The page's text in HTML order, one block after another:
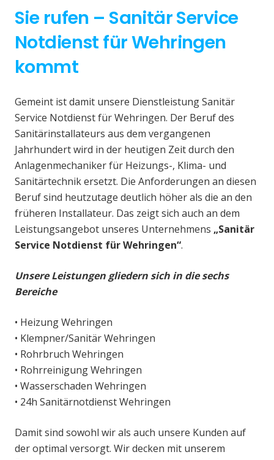
Sie rufen – Sanitär Service
Notdienst für Wehringen
kommt
Gemeint ist damit unsere Dienstleistung Sanitär
Service Notdienst für Wehringen. Der Beruf des
Sanitärinstallateurs aus dem vergangenen
Jahrhundert wird in der heutigen Zeit durch den
Anlagenmechaniker für Heizungs-, Klima- und
Sanitärtechnik ersetzt. Die Anforderungen an diesen
Beruf sind heutzutage deutlich höher als die an den
früheren Installateur. Das zeigt sich auch an dem
Leistungsangebot unseres Unternehmens „Sanitär
Service Notdienst für Wehringen“.
Unsere Leistungen gliedern sich in die sechs
Bereiche
• Heizung Wehringen
• Klempner/Sanitär Wehringen
• Rohrbruch Wehringen
• Rohrreinigung Wehringen
• Wasserschaden Wehringen
• 24h Sanitärnotdienst Wehringen
Damit sind sowohl wir als auch unsere Kunden auf
der optimal versorgt. Wir decken mit unserem